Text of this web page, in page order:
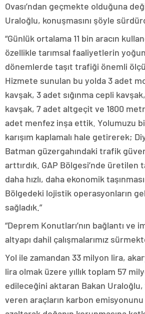
Ovası’ndan geçmekte olduğuna
Uraloğlu, konuşmasını şöyle
“Günlük ortalama 11 bin aracın
özellikle tarımsal faaliyetlerin
dönemlerde taşıt trafiği önemli
Hizmete sunulan bu yolda 3 adet
kavşak, 3 adet sığınma cepli
kavşak, 7 adet altgeçit ve 1800
adet menfez inşa ettik. Yolumuzu
karışım kaplamalı hale getirerek;
Batman güzergahındaki trafik
arttırdık. GAP Bölgesi’nde üretilen
daha hızlı, daha ekonomik
Bölgedeki lojistik operasyonların
sağladık.”
“Deprem Konutları’nın bağlantı ve
altyapı dahil çalışmalarımız
Yol ile zamandan 33 milyon lira,
lira olmak üzere yıllık toplam 57
edileceğini aktaran Bakan Uraloğlu,
veren araçların karbon